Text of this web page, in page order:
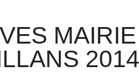
MAIRIE